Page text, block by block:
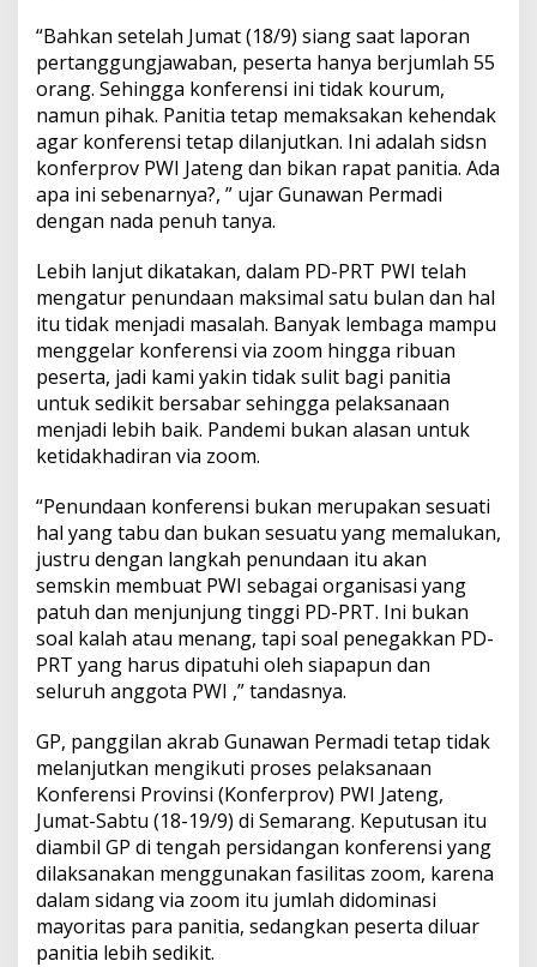
“Bahkan setelah Jumat (18/9) siang saat laporan
pertanggungjawaban, peserta hanya berjumlah 55
orang. Sehingga konferensi ini tidak kourum,
namun pihak. Panitia tetap memaksakan kehendak
agar konferensi tetap dilanjutkan. Ini adalah sidsn
konferprov PWI Jateng dan bikan rapat panitia. Ada
apa ini sebenarnya?, ” ujar Gunawan Permadi
dengan nada penuh tanya.
Lebih lanjut dikatakan, dalam PD-PRT PWI telah
mengatur penundaan maksimal satu bulan dan hal
itu tidak menjadi masalah. Banyak lembaga mampu
menggelar konferensi via zoom hingga ribuan
peserta, jadi kami yakin tidak sulit bagi panitia
untuk sedikit bersabar sehingga pelaksanaan
menjadi lebih baik. Pandemi bukan alasan untuk
ketidakhadiran via zoom.
“Penundaan konferensi bukan merupakan sesuati
hal yang tabu dan bukan sesuatu yang memalukan,
justru dengan langkah penundaan itu akan
semskin membuat PWI sebagai organisasi yang
patuh dan menjunjung tinggi PD-PRT. Ini bukan
soal kalah atau menang, tapi soal penegakkan PD-
PRT yang harus dipatuhi oleh siapapun dan
seluruh anggota PWI ,” tandasnya.
GP, panggilan akrab Gunawan Permadi tetap tidak
melanjutkan mengikuti proses pelaksanaan
Konferensi Provinsi (Konferprov) PWI Jateng,
Jumat-Sabtu (18-19/9) di Semarang. Keputusan itu
diambil GP di tengah persidangan konferensi yang
dilaksanakan menggunakan fasilitas zoom, karena
dalam sidang via zoom itu jumlah didominasi
mayoritas para panitia, sedangkan peserta diluar
panitia lebih sedikit.